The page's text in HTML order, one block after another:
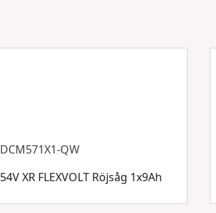
DCM571X1-QW
54V XR FLEXVOLT Röjsåg 1x9Ah